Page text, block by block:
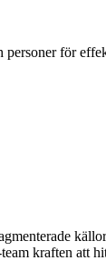
för
kraften att